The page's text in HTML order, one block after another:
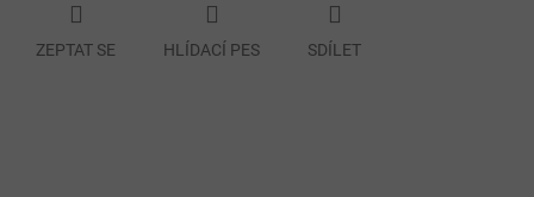
ZEPTAT SE HLÍDACÍ PES SDÍLET